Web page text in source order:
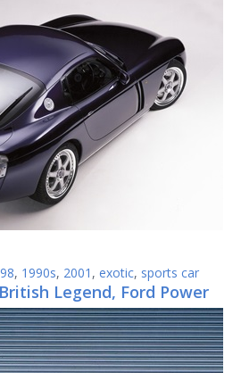
, 1990s, 2001 , exotic, sports car
Legend, Ford Power